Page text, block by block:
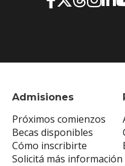
Admisiones
Próximos comienzos
Becas disponibles
Cómo inscribirte
Solicitá más información